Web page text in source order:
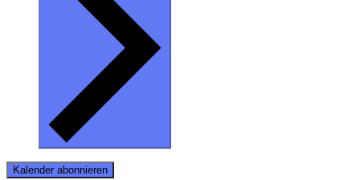
Kalender abonnieren